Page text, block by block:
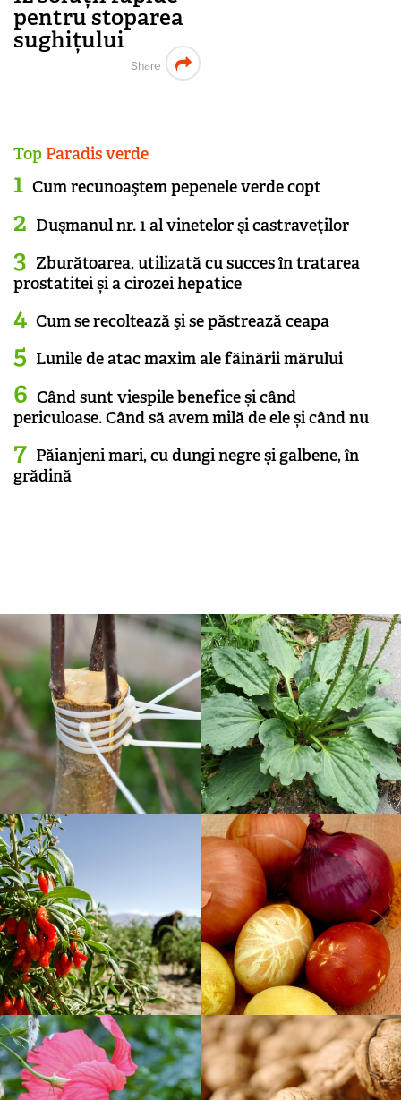
pentru stoparea
sughițului
Share
Top Paradis verde
Cum recunoaştem pepenele verde copt
Duşmanul nr. 1 al vinetelor şi castraveţilor
Zburătoarea, utilizată cu succes în tratarea
prostatitei și a cirozei hepatice
Cum se recoltează şi se păstrează ceapa
Lunile de atac maxim ale făinării mărului
Când sunt viespile benefice și când
periculoase. Când să avem milă de ele și când nu
Păianjeni mari, cu dungi negre și galbene, în
grădină